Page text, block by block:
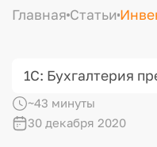
Главная Статьи
1С: Бухгалтерия
~43 минуты
30 декабря 2020